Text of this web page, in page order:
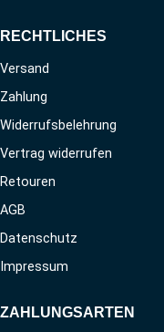
RECHTLICHES
Versand
Zahlung
Widerrufsbelehrung
Vertrag widerrufen
Retouren
AGB
Datenschutz
Impressum
ZAHLUNGSARTEN